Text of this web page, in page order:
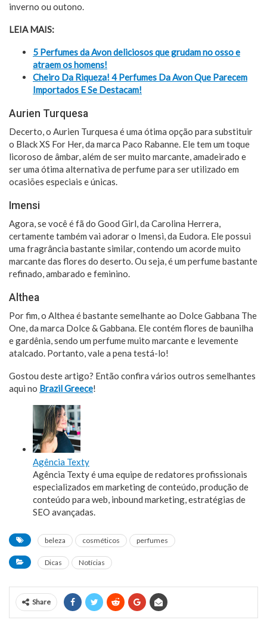
inverno ou outono.
LEIA MAIS:
5 Perfumes da Avon deliciosos que grudam no osso e
atraem os homens!
Cheiro Da Riqueza! 4 Perfumes Da Avon Que Parecem
Importados E Se Destacam!
Aurien Turquesa
Decerto, o Aurien Turquesa é uma ótima opção para substituir
o Black XS For Her, da marca Paco Rabanne. Ele tem um toque
licoroso de âmbar, além de ser muito marcante, amadeirado e
ser uma ótima alternativa de perfume para ser utilizado em
ocasiões especiais e únicas.
Imensi
Agora, se você é fã do Good Girl, da Carolina Herrera,
certamente também vai adorar o Imensi, da Eudora. Ele possui
uma fragrância bastante similar, contendo um acorde muito
marcante das flores do deserto. Ou seja, é um perfume bastante
refinado, ambarado e feminino.
Althea
Por fim, o Althea é bastante semelhante ao Dolce Gabbana The
One, da marca Dolce & Gabbana. Ele contém flores de baunilha
e gardênia, sendo um perfume muito marcante e levemente
atalcado. Portanto, vale a pena testá-lo!
Gostou deste artigo? Então confira vários outros semelhantes
aqui no Brazil Greece!
Agência Texty
Agência Texty é uma equipe de redatores profissionais
especializados em marketing de conteúdo, produção de
conteúdo para web, inbound marketing, estratégias de
SEO avançadas.
beleza cosméticos perfumes
Dicas Notícias
Share